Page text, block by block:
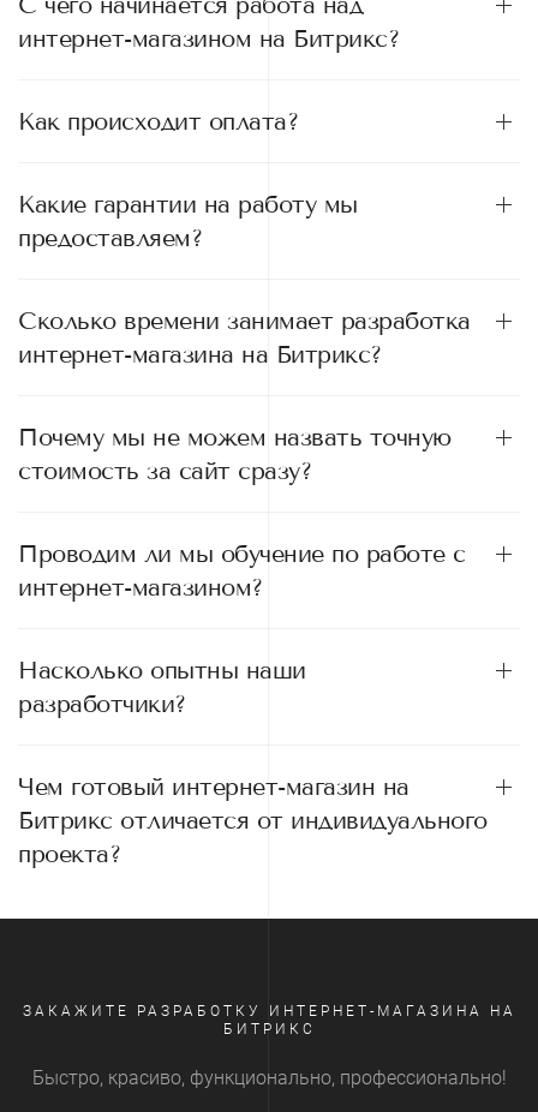
интернет-магазином на Битрикс?
Как происходит оплата?
Какие гарантии на работу мы
предоставляем?
Сколько времени занимает разработка
интернет-магазина на Битрикс?
Почему мы не можем назвать точную
стоимость за сайт сразу?
Проводим ли мы обучение по работе с
интернет-магазином?
Насколько опытны наши
разработчики?
Чем готовый интернет-магазин на
Битрикс отличается от индивидуального
проекта?
ЗАКАЖИТЕ РАЗРАБОТКУ ИНТЕРНЕТ-МАГАЗИНА НА
БИТРИКС
Быстро, красиво, функционально, профессионально!